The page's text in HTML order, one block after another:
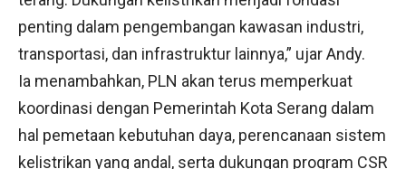
penting dalam pengembangan kawasan industri,
transportasi, dan infrastruktur lainnya,” ujar Andy.
Ia menambahkan, PLN akan terus memperkuat
koordinasi dengan Pemerintah Kota Serang dalam
hal pemetaan kebutuhan daya, perencanaan sistem
kelistrikan yang andal, serta dukungan program CSR